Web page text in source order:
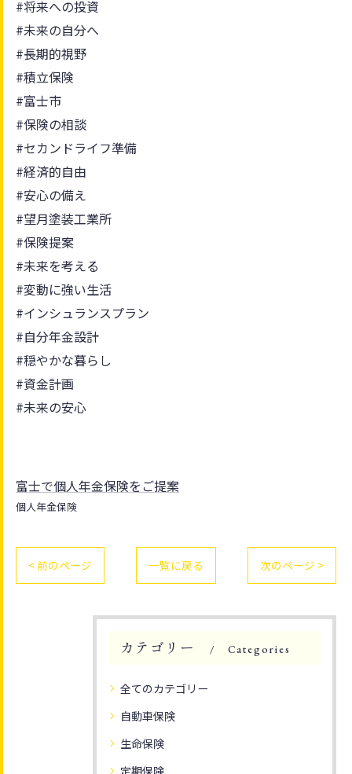
#将来への投資
#未来の自分へ
#長期的視野
#積立保険
#富士市
#保険の相談
#セカンドライフ準備
#経済的自由
#安心の備え
#望月塗装工業所
#保険提案
#未来を考える
#変動に強い生活
#インシュランスプラン
#自分年金設計
#穏やかな暮らし
#資金計画
#未来の安心
富士で個人年金保険をご提案
個人年金保険
< 前のページ 一覧に戻る 次のページ >
カテゴリー Categories
全てのカテゴリー
自動車保険
生命保険
定期保険